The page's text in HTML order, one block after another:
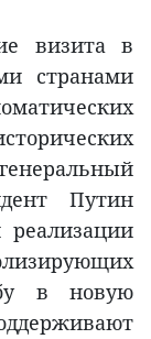
визита в
странами
Путин
реализации
в новую